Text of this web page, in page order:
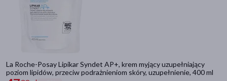
La Roche-Posay Lipikar Syndet AP+, krem myjący uzupełniający
poziom lipidów, przeciw podrażnieniom skóry, uzupełnienie, 400 ml